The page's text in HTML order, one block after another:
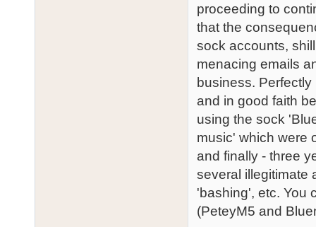
proceeding to
that the
sock accounts,
menacing emails
business.
and in good faith
using the sock
music' which were
and finally - three
several illegitimate
'bashing', etc. You
(PeteyM5 and